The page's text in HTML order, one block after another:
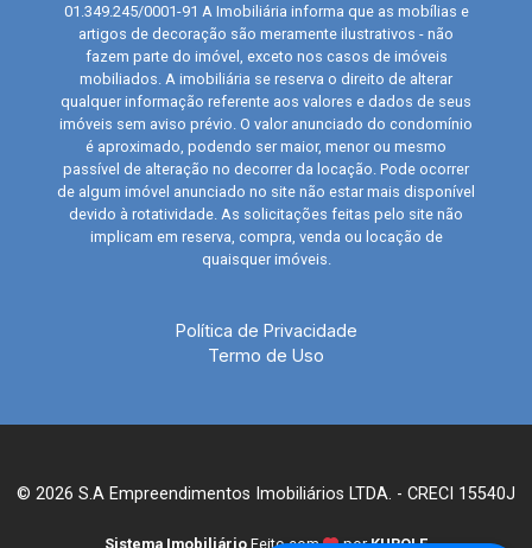
01.349.245/0001-91 A Imobiliária informa que as mobílias e
artigos de decoração são meramente ilustrativos - não
fazem parte do imóvel, exceto nos casos de imóveis
mobiliados. A imobiliária se reserva o direito de alterar
qualquer informação referente aos valores e dados de seus
imóveis sem aviso prévio. O valor anunciado do condomínio
é aproximado, podendo ser maior, menor ou mesmo
passível de alteração no decorrer da locação. Pode ocorrer
de algum imóvel anunciado no site não estar mais disponível
devido à rotatividade. As solicitações feitas pelo site não
implicam em reserva, compra, venda ou locação de
quaisquer imóveis.
Política de Privacidade
Termo de Uso
© 2026 S.A Empreendimentos Imobiliários LTDA. - CRECI 15540J
Sistema Imobiliário Feito com porKUROLE